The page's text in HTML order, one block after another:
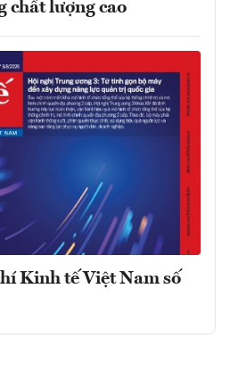
chất lượng cao
Kinh tế Việt Nam số